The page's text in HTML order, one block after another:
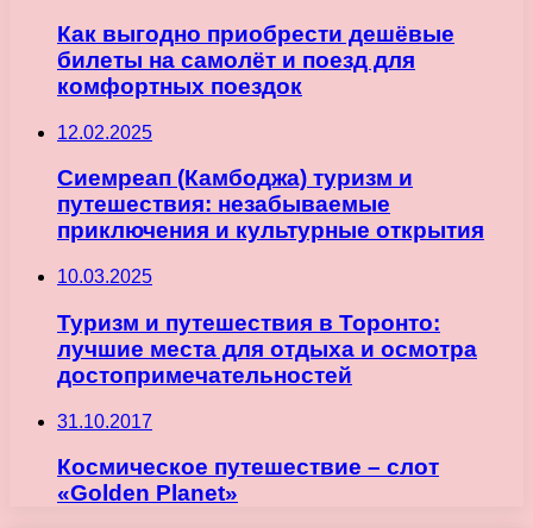
Как выгодно приобрести дешёвые
билеты на самолёт и поезд для
комфортных поездок
12.02.2025
Сиемреап (Камбоджа) туризм и
путешествия: незабываемые
приключения и культурные открытия
10.03.2025
Туризм и путешествия в Торонто:
лучшие места для отдыха и осмотра
достопримечательностей
31.10.2017
Космическое путешествие – слот
«Golden Planet»